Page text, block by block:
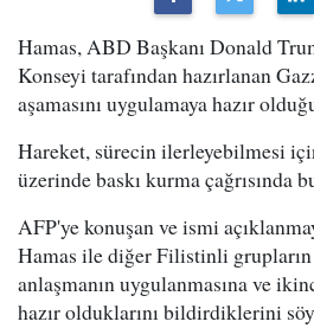
Hamas, ABD Başkanı Donald
Konseyi tarafından hazırlanan
aşamasını uygulamaya hazır
Hareket, sürecin ilerleyebilmesi
üzerinde baskı kurma çağrısında
AFP'ye konuşan ve ismi
Hamas ile diğer Filistinli
anlaşmanın uygulanmasına ve
hazır olduklarını bildirdiklerini